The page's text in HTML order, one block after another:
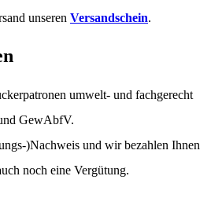
unseren Versandschein.
umwelt- und fachgerecht
GewAbfV.
)Nachweis und wir bezahlen Ihnen
noch eine Vergütung.